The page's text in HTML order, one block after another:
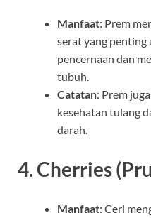
Manfaat: Prem
serat yang penting
pencernaan dan
tubuh.
Catatan: Prem
kesehatan tulang
darah.
4.Cherries
Manfaat: Ceri